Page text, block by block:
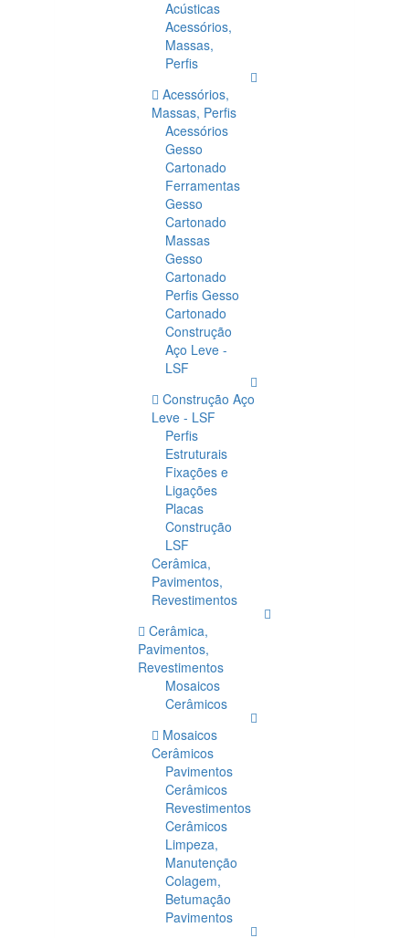
Acústicas
Acessórios,
Massas,
Perfis
Acessórios,
Massas, Perfis
Acessórios
Gesso
Cartonado
Ferramentas
Gesso
Cartonado
Massas
Gesso
Cartonado
Perfis Gesso
Cartonado
Construção
Aço Leve -
LSF
Construção Aço
Leve - LSF
Perfis
Estruturais
Fixações e
Ligações
Placas
Construção
LSF
Cerâmica,
Pavimentos,
Revestimentos
Cerâmica,
Pavimentos,
Revestimentos
Mosaicos
Cerâmicos
Mosaicos
Cerâmicos
Pavimentos
Cerâmicos
Revestimentos
Cerâmicos
Limpeza,
Manutenção
Colagem,
Betumação
Pavimentos